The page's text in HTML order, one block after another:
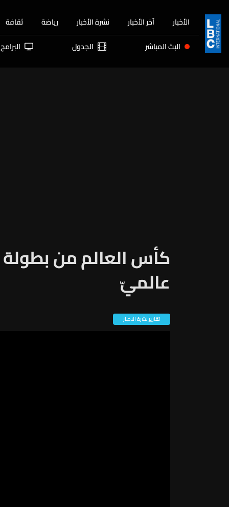
الأخبار آخر الأخبار نشرة الأخبار رياضة ثقافة
البث المباشر الجدول البرامج
كأس العالم من بطولة
عالميّ
تقارير نشرة الاخبار